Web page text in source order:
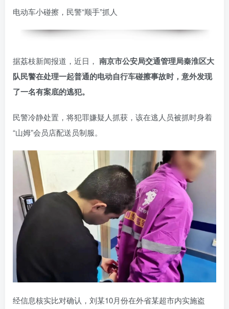
电动车小碰擦，民警“顺手”抓人
据荔枝新闻报道，近日， 南京市公安局交通管理局秦淮区大
队民警在处理一起普通的电动自行车碰擦事故时，意外发现
了一名有案底的逃犯。
民警冷静处置，将犯罪嫌疑人抓获，该在逃人员被抓时身着
“山姆”会员店配送员制服。
经信息核实比对确认，刘某10月份在外省某超市内实施盗